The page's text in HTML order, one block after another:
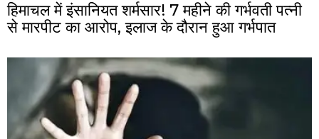
हिमाचल में इंसानियत शर्मसार! 7 महीने की गर्भवती पत्नी
से मारपीट का आरोप, इलाज के दौरान हुआ गर्भपात